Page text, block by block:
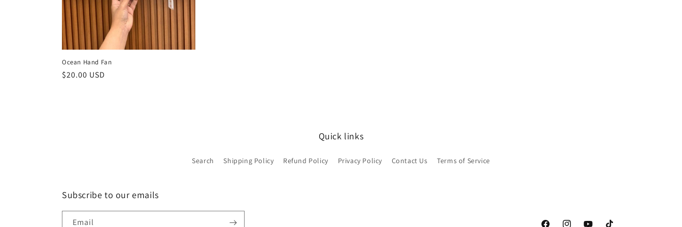
Ocean Hand Fan
Regular
$20.00 USD
Quick links
Search Shipping Policy Refund Policy Privacy Policy Contact Us Terms of Service
Subscribe to our emails
Email